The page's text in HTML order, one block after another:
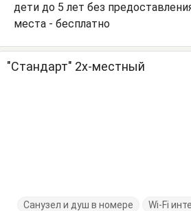
дети до 5 лет без
места - бесплатно
"Стандарт" 2х-местный
Санузел и душ в номере
Wi-Fi